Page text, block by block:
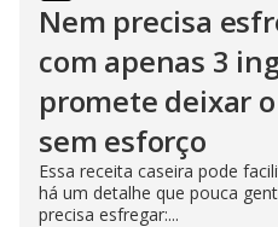
Nem precisa
com apenas 3
promete deixar
sem esforço
Essa receita caseira pode
há um detalhe que pouca
precisa esfregar:...